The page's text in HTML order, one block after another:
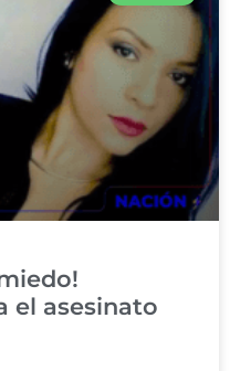
el asesinato